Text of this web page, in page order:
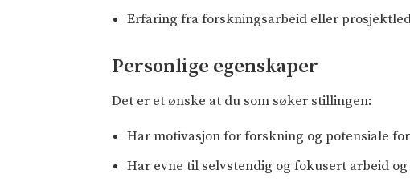
Erfaring fra forskningsarbeid eller
Personlige egenskaper
Det er et ønske at du som søker stillingen:
Har motivasjon for forskning og potensiale
Har evne til selvstendig og fokusert arbeid